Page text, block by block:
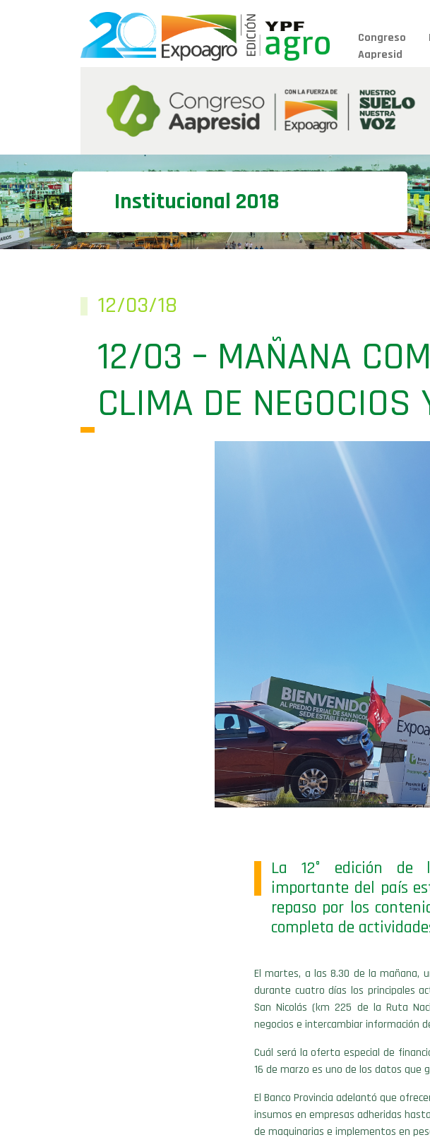
Congreso
Aapresid
Institucional 2018
12/03/18
12/03 – MAÑANA
CLIMA DE NEGOCIOS
La 12° edición de
importante del país
repaso por los
completa de
El martes, a las 8.30 de la mañana,
durante cuatro días los principales
San Nicolás (km 225 de la Ruta
negocios e intercambiar información
Cuál será la oferta especial de
16 de marzo es uno de los datos que
El Banco Provincia adelantó que
insumos en empresas adheridas
de maquinarias e implementos en